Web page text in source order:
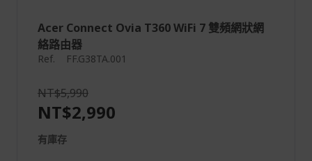
Acer Connect Ovia T360 WiFi 7 雙頻網狀網
絡路由器
Ref. FF.G38TA.001
NT$5,990
NT$2,990
有庫存